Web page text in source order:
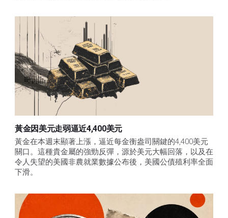
黃金因美元走弱逼近4,400美元
黃金在本週末顯著上漲，逼近每金衡盎司關鍵的4,400美元
關口。這種貴金屬的強勁反彈，源於美元大幅回落，以及在
令人失望的美國非農就業數據公布後，美國公債殖利率全面
下滑。